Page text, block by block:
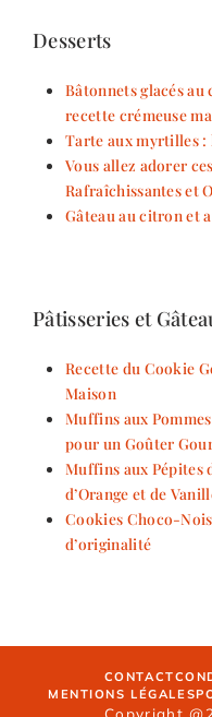
Desserts
Bâtonnets glacés
recette crémeuse
Tarte aux myrtilles
Vous allez adorer
Rafraîchissantes et
Gâteau au citron et
Pâtisseries et
Recette du Cookie
Maison
Muffins aux
pour un Goûter
Muffins aux Pépites
d’Orange et de
Cookies Choco-
d’originalité
CONTACT
MENTIONS LÉGALES